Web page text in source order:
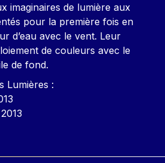
imaginaires de lumière aux
pour la première fois en
d’eau avec le vent. Leur
de couleurs avec le
de fond.
Lumières :